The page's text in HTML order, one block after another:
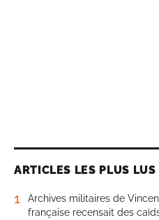
ARTICLES LES PLUS LUS
1
Archives militaires de
française recensait des